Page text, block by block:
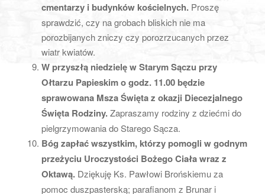
cmentarzy i budynków kościelnych. Proszę
sprawdzić, czy na grobach bliskich nie ma
porozbijanych zniczy czy porozrzucanych przez
wiatr kwiatów.
W przyszłą niedzielę w Starym Sączu przy
Ołtarzu Papieskim o godz. 11.00 będzie
sprawowana Msza Święta z okazji Diecezjalnego
Święta Rodziny.Zapraszamy rodziny z dziećmi do
pielgrzymowania do Starego Sącza.
Bóg zapłać wszystkim, którzy pomogli w godnym
przeżyciu Uroczystości Bożego Ciała wraz z
Oktawą. Dziękuję Ks. Pawłowi Brońskiemu za
pomoc duszpasterską; parafianom z Brunar i